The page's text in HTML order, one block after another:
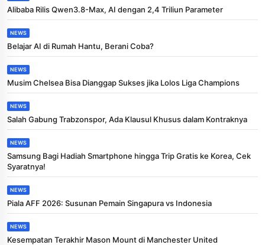
Alibaba Rilis Qwen3.8-Max, AI dengan 2,4 Triliun Parameter
NEWS
Belajar AI di Rumah Hantu, Berani Coba?
NEWS
Musim Chelsea Bisa Dianggap Sukses jika Lolos Liga Champions
NEWS
Salah Gabung Trabzonspor, Ada Klausul Khusus dalam Kontraknya
NEWS
Samsung Bagi Hadiah Smartphone hingga Trip Gratis ke Korea, Cek
Syaratnya!
NEWS
Piala AFF 2026: Susunan Pemain Singapura vs Indonesia
NEWS
Kesempatan Terakhir Mason Mount di Manchester United